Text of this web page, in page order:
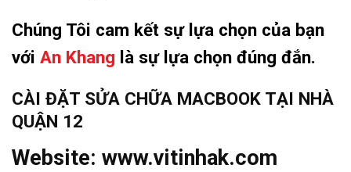
Chúng Tôi cam kết sự lựa chọn của bạn
với An Khang là sự lựa chọn đúng đắn.
CÀI ĐẶT SỬA CHỮA MACBOOK TẠI NHÀ
QUẬN 12
Website: www.vitinhak.com